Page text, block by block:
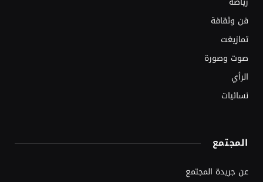
فن وثقافة
تمازيغت
صوت وصورة
الرأي
نسائيات
المجتمع
عن جريدة المجتمع